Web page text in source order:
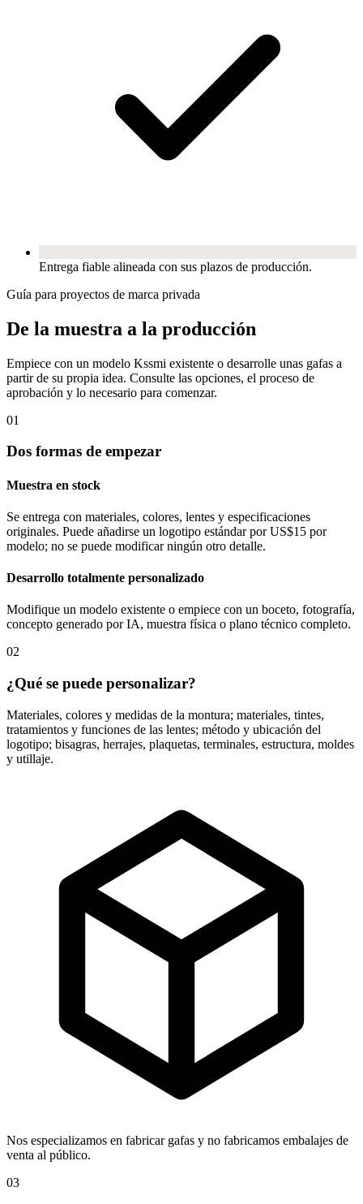
Entrega fiable alineada con sus plazos de producción.
Guía para proyectos de marca privada
De la muestra a la producción
Empiece con un modelo Kssmi existente o desarrolle unas gafas a
partir de su propia idea. Consulte las opciones, el proceso de
aprobación y lo necesario para comenzar.
01
Dos formas de empezar
Muestra en stock
Se entrega con materiales, colores, lentes y especificaciones
originales. Puede añadirse un logotipo estándar por US$15 por
modelo; no se puede modificar ningún otro detalle.
Desarrollo totalmente personalizado
Modifique un modelo existente o empiece con un boceto, fotografía,
concepto generado por IA, muestra física o plano técnico completo.
02
¿Qué se puede personalizar?
Materiales, colores y medidas de la montura; materiales, tintes,
tratamientos y funciones de las lentes; método y ubicación del
logotipo; bisagras, herrajes, plaquetas, terminales, estructura, moldes
y utillaje.
Nos especializamos en fabricar gafas y no fabricamos embalajes de
venta al público.
03